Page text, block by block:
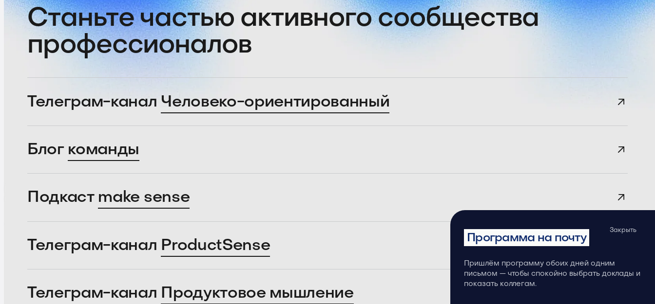
Станьте частью активного сообщества
профессионалов
Телеграм-канал Человеко-ориентированный
Блог команды
Подкаст make sense
Телеграм-канал ProductSense
Телеграм-канал Продуктовое мышление
Программа на почту Закрыть
Пришлём программу обоих дней одним
письмом — чтобы спокойно выбрать доклады и
показать коллегам.